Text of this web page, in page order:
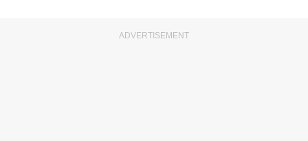
ADVERTISEMENT